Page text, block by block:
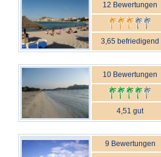
12 Bewertungen
3,65 befriedigend
10 Bewertungen
4,51 gut
9 Bewertungen